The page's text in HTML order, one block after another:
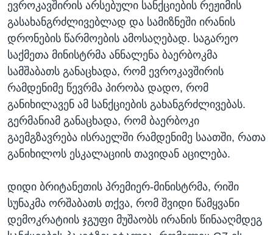
ევროკავშირის არსებული სანქციების რეჟიმის
გასახანგრძლივებლად და სამიზნეში ირანის
დრონების წარმოების ამოსაღებად. საგარეო
საქმეთა მინისტრმა ანნალენა ბაერბოკმა
სამშაბათს განაცხადა, რომ ევროკავშირის
რამდენიმე წევრმა პირობა დადო, რომ
განიხილავენ ამ სანქციების გახანგრძლივებას.
გერმანიამ განაცხადა, რომ ბაერბოკი
გაემგზავრება ისრაელში რამდენიმე საათში, რათა
განიხილოს ესკალაციის თავიდან აცილება.
დიდი ბრიტანეთის პრემიერ-მინისტრმა, რიში
სუნაკმა ორშაბათს თქვა, რომ შვიდი წამყვანი
დემოკრატიის ჯგუფი მუშაობს ირანის წინააღმდეგ